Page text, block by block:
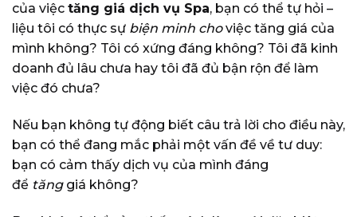
của việc tăng giá dịch vụ Spa, bạn có thể tự hỏi –
liệu tôi có thực sự biện minh choviệc tăng giá của
mình không? Tôi có xứng đáng không? Tôi đã kinh
doanh đủ lâu chưa hay tôi đã đủ bận rộn để làm
việc đó chưa?
Nếu bạn không tự động biết câu trả lời cho điều này,
bạn có thể đang mắc phải một vấn đề về tư duy:
bạn có cảm thấy dịch vụ của mình đáng
để tănggiá không?